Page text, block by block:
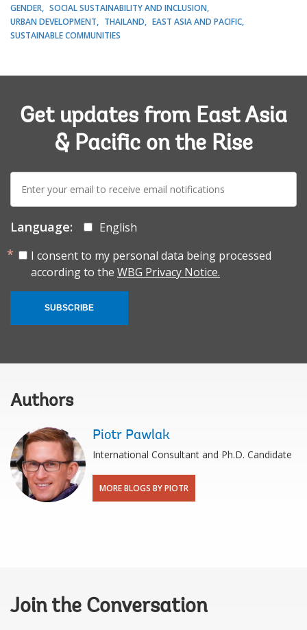
GENDER
SOCIAL SUSTAINABILITY AND INCLUSION
URBAN DEVELOPMENT
THAILAND
EAST ASIA AND PACIFIC
SUSTAINABLE COMMUNITIES
Get updates from East Asia
& Pacific on the Rise
mail:
Language:
English
I consent to my personal data being processed
according to the WBG Privacy Notice.
SUBSCRIBE
Authors
Piotr Pawlak
International Consultant and Ph.D. Candidate
MORE BLOGS BY PIOTR
Join the Conversation